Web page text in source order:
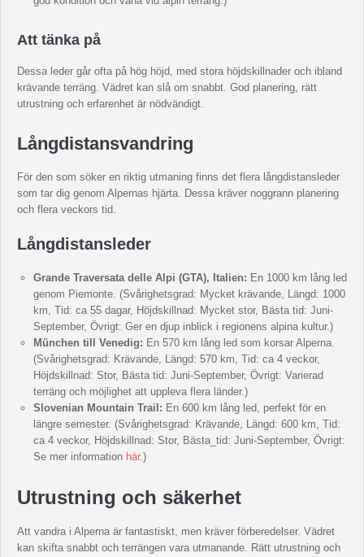
Att tänka på
Dessa leder går ofta på hög höjd, med stora höjdskillnader och ibland
krävande terräng. Vädret kan slå om snabbt. God planering, rätt
utrustning och erfarenhet är nödvändigt.
Långdistansvandring
För den som söker en riktig utmaning finns det flera långdistansleder
som tar dig genom Alpernas hjärta. Dessa kräver noggrann planering
och flera veckors tid.
Långdistansleder
Grande Traversata delle Alpi (GTA), Italien: En 1000 km lång led
genom Piemonte. (Svårighetsgrad: Mycket krävande, Längd: 1000
km, Tid: ca 55 dagar, Höjdskillnad: Mycket stor, Bästa tid: Juni-
September, Övrigt: Ger en djup inblick i regionens alpina kultur.)
München till Venedig: En 570 km lång led som korsar Alperna.
(Svårighetsgrad: Krävande, Längd: 570 km, Tid: ca 4 veckor,
Höjdskillnad: Stor, Bästa tid: Juni-September, Övrigt: Varierad
terräng och möjlighet att uppleva flera länder.)
Slovenian Mountain Trail: En 600 km lång led, perfekt för en
längre semester. (Svårighetsgrad: Krävande, Längd: 600 km, Tid:
ca 4 veckor, Höjdskillnad: Stor, Bästa_tid: Juni-September, Övrigt:
Se mer information här.)
Utrustning och säkerhet
Att vandra i Alperna är fantastiskt, men kräver förberedelser. Vädret
kan skifta snabbt och terrängen vara utmanande. Rätt utrustning och